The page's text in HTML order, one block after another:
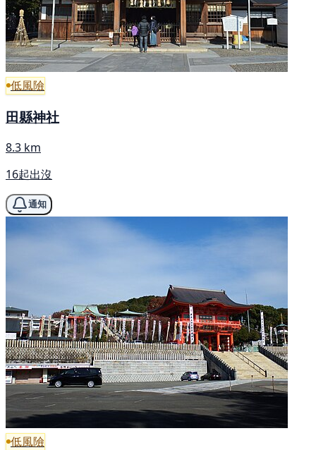
低風險
田縣神社
8.3 km
16起出沒
通知
低風險